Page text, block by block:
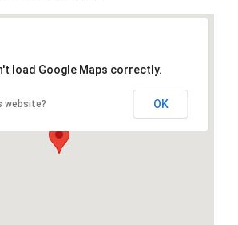
load Google Maps correctly.
website? OK